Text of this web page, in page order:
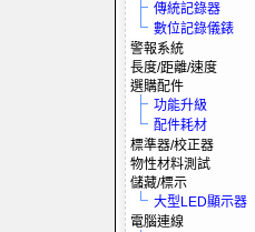
傳統記錄器
數位記錄儀錶
警報系統
長度/距離/速度
選購配件
功能升級
配件耗材
標準器/校正器
物性材料測試
儲藏/標示
大型LED顯示器
電腦連線